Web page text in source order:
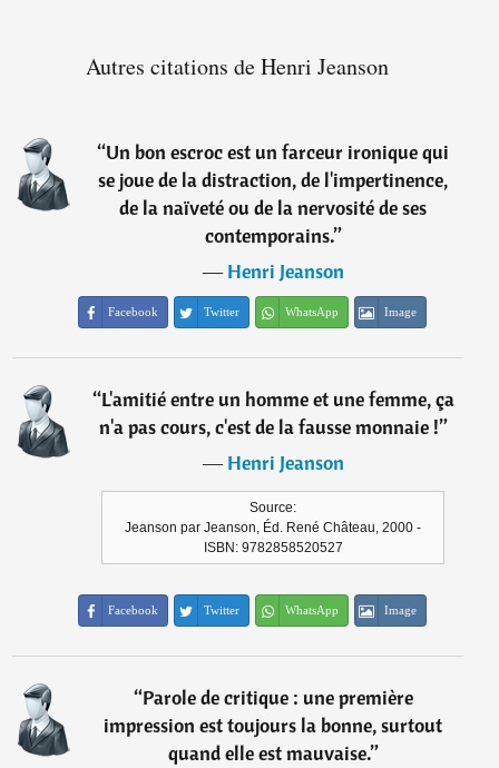
Autres citations de Henri Jeanson
“Un bon escroc est un farceur ironique qui
se joue de la distraction, de l'impertinence,
de la naïveté ou de la nervosité de ses
contemporains.”
―Henri Jeanson
Facebook Twitter WhatsApp Image
“L'amitié entre un homme et une femme, ça
n'a pas cours, c'est de la fausse monnaie !”
―Henri Jeanson
Source:
Jeanson par Jeanson, Éd. René Château, 2000 -
ISBN: 9782858520527
Facebook Twitter WhatsApp Image
“Parole de critique : une première
impression est toujours la bonne, surtout
quand elle est mauvaise.”